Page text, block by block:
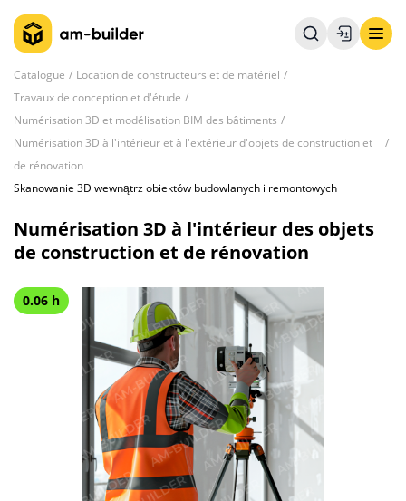
Catalogue
Location de constructeurs et de matériel
Travaux de conception et d'étude
Numérisation 3D et modélisation BIM des bâtiments
Numérisation 3D à l'intérieur et à l'extérieur d'objets de construction et
de rénovation
Skanowanie 3D wewnątrz obiektów budowlanych i remontowych
Numérisation 3D à l'intérieur des objets
de construction et de rénovation
0.06 h